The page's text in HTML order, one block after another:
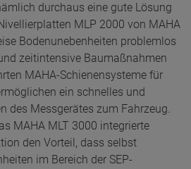
durchaus eine gute Lösung
MLP 2000 von MAHA
Bodenunebenheiten problemlos
zeitintensive Baumaßnahmen
MAHA-Schienensysteme für
ein schnelles und
des Messgerätes zum Fahrzeug.
MAHA MLT 3000 integrierte
den Vorteil, dass selbst
im Bereich der SEP-